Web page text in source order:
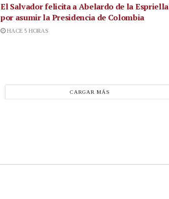
El Salvador felicita a Abelardo de la Espriella
por asumir la Presidencia de Colombia
HACE 5 HORAS
CARGAR MÁS